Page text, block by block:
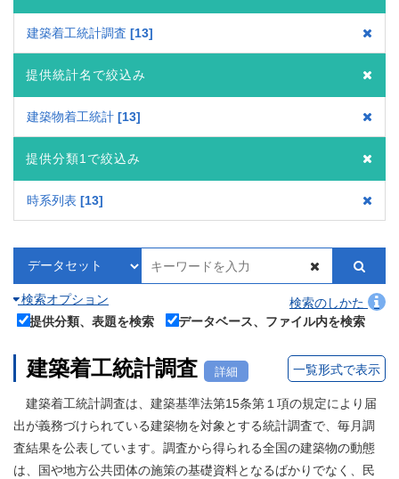
建築着工統計調査 13
提供統計名で絞込み
建築物着工統計 13
提供分類1で絞込み
時系列表 13
検索オプション
検索のしかた
提供分類、表題を検索
データベース、ファイル内を検索
建築着工統計調査 詳細 一覧形式で表示
建築着工統計調査は、建築基準法第15条第１項の規定により届
出が義務づけられている建築物を対象とする統計調査で、毎月調
査結果を公表しています。調査から得られる全国の建築物の動態
は、国や地方公共団体の施策の基礎資料となるばかりでなく、民